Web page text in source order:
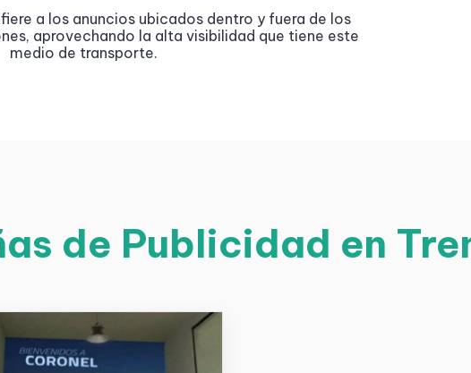
a los anuncios ubicados dentro y fuera de los
aprovechando la alta visibilidad que tiene este
medio de transporte.
de Publicidad en